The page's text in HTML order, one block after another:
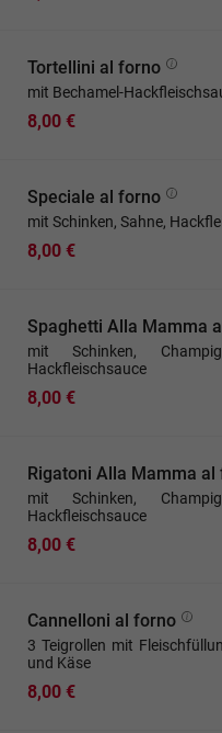
Tortellini al forno
mit Bechamel-
8,00 €
Speciale al forno
mit Schinken, Sahne,
8,00 €
Spaghetti Alla Mamma
mit Schinken,
Hackfleischsauce
8,00 €
Rigatoni Alla Mamma al
mit Schinken,
Hackfleischsauce
8,00 €
Cannelloni al forno
3 Teigrollen mit
und Käse
8,00 €